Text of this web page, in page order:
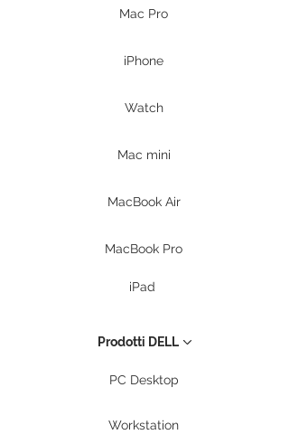
Mac Pro
iPhone
Watch
Mac mini
MacBook Air
MacBook Pro
iPad
Prodotti DELL
PC Desktop
Workstation